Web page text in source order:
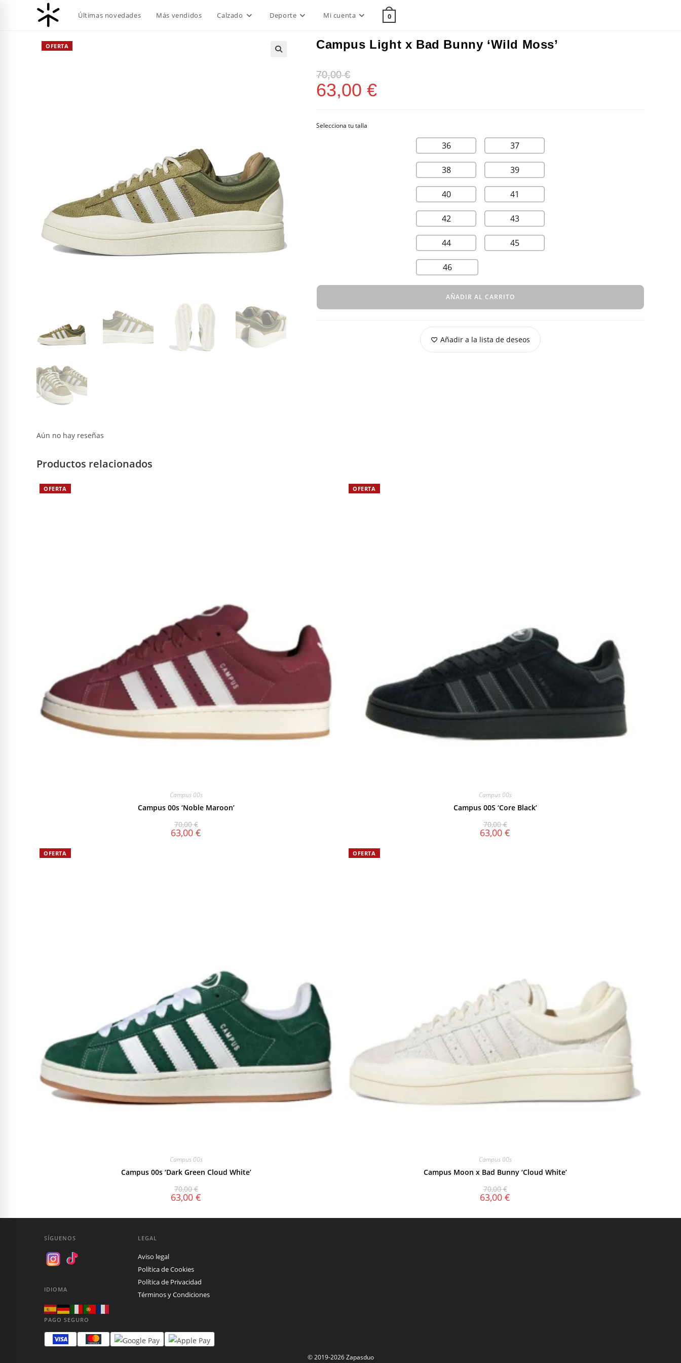
Últimas novedades Más vendidos Calzado Deporte Mi cuenta 0
OFERTA Campus Light x Bad Bunny ‘Wild Moss’
70,00€
63,00 €
36 37
38 39
40 41
42 43
44 45
46
AÑADIR AL CARRITO
Añadir a la lista de deseos
Aún no hay reseñas
Productos relacionados
OFERTA
Campus 00s
Campus 00s ‘Noble Maroon’
70,00€
63,00 €
OFERTA
Campus 00s
Campus 00S ‘Core Black’
70,00€
63,00 €
OFERTA
Campus 00s
Campus 00s ‘Dark Green Cloud White’
70,00€
63,00 €
OFERTA
Campus 00s
Campus Moon x Bad Bunny ‘Cloud White’
70,00€
63,00 €
SÍGUENOS
IDIOMA
LEGAL
Aviso legal
Política de Cookies
Política de Privacidad
Términos y Condiciones
PAGO SEGURO
© 2019-2026 Zapasduo